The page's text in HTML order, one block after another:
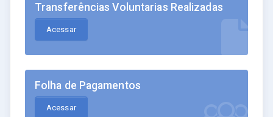
Transferências Voluntarias Realizadas
Acessar
Folha de Pagamentos
Acessar